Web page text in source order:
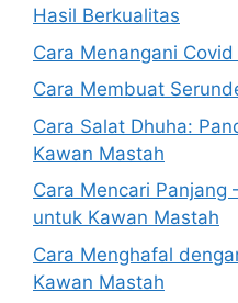
Hasil Berkualitas
Cara Menangani
Cara Membuat
Cara Salat Dhuha:
Kawan Mastah
Cara Mencari Panjang
untuk Kawan Mastah
Cara Menghafal
Kawan Mastah